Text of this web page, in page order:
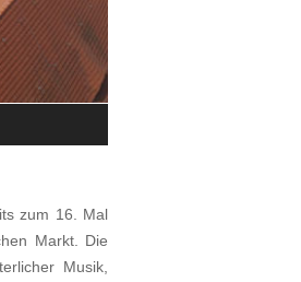
zum 16. Mal
Markt. Die
Musik,